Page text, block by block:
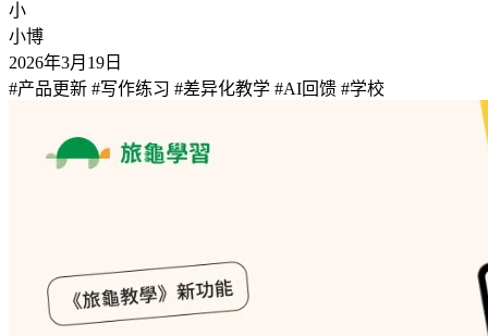
小
小博
2026年3月19日
#产品更新 #写作练习 #差异化教学 #AI回馈 #学校